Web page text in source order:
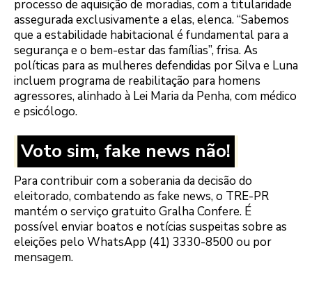
processo de aquisição de moradias, com a titularidade
assegurada exclusivamente a elas, elenca. “Sabemos
que a estabilidade habitacional é fundamental para a
segurança e o bem-estar das famílias”, frisa. As
políticas para as mulheres defendidas por Silva e Luna
incluem programa de reabilitação para homens
agressores, alinhado à Lei Maria da Penha, com médico
e psicólogo.
Voto sim, fake news não!
Para contribuir com a soberania da decisão do
eleitorado, combatendo as fake news, o TRE-PR
mantém o serviço gratuito Gralha Confere. É
possível enviar boatos e notícias suspeitas sobre as
eleições pelo WhatsApp (41) 3330-8500 ou por
mensagem.